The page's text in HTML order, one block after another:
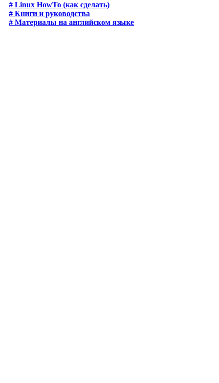
# Linux HowTo (как сделать)
# Книги и руководства
# Материалы на английском языке